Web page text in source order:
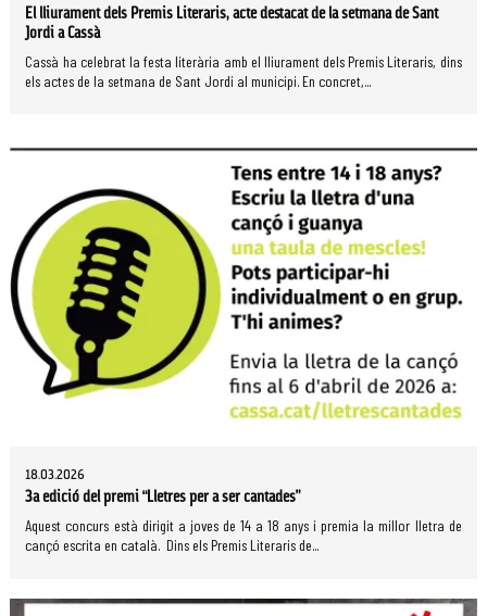
El lliurament dels Premis Literaris, acte destacat de la setmana de Sant
Jordi a Cassà
Cassà ha celebrat la festa literària amb el lliurament dels Premis Literaris, dins
els actes de la setmana de Sant Jordi al municipi. En concret,...
18.03.2026
3a edició del premi “Lletres per a ser cantades”
Aquest concurs està dirigit a joves de 14 a 18 anys i premia la millor lletra de
cançó escrita en català. Dins els Premis Literaris de...